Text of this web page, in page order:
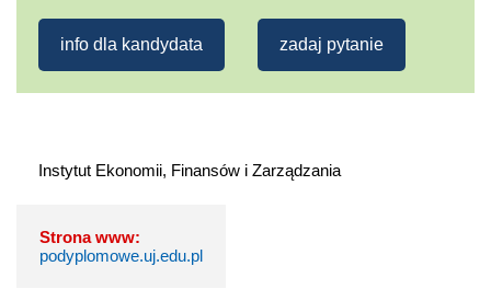
info dla kandydata zadaj pytanie
Strona www:
podyplomowe.uj.edu.pl